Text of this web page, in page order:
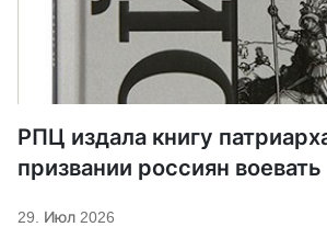
РПЦ издала книгу
призвании россиян воевать
29. Июл 2026